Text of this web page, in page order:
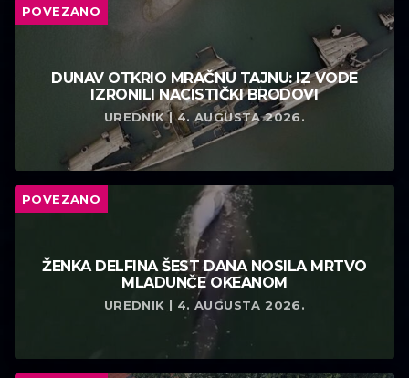
POVEZANO
DUNAV OTKRIO MRAČNU TAJNU: IZ VODE
IZRONILI NACISTIČKI BRODOVI
UREDNIK | 4. AUGUSTA 2026.
POVEZANO
ŽENKA DELFINA ŠEST DANA NOSILA MRTVO
MLADUNČE OKEANOM
UREDNIK | 4. AUGUSTA 2026.